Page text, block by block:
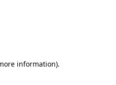
information).